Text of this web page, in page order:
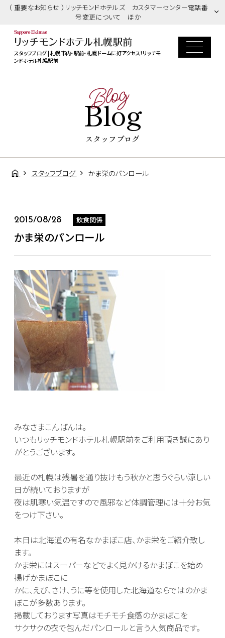
（ 重要なお知らせ ）リッチモンドホテルズ カスタマーセンター電話番
号変更について ほか
スタッフブログ | 札幌市内・駅前・札幌ドームに好アクセス！リッチモ
ンドホテル札幌駅前
Blog
Blog
スタッフブログ
スタッフブログ かま栄のパンロール
2015/08/28 飲食関係
かま栄のパンロール
みなさまこんばんは｡
いつもリッチモンドホテル札幌駅前をご利用頂き誠にあり
がとうございます。
最近の札幌は残暑を通り抜けもう秋かと思うぐらい涼しい
日が続いておりますが
夜は肌寒い気温ですので風邪など体調管理には十分お気
をつけ下さい。
本日は北海道の有名なかまぼこ店、かま栄をご紹介致し
ます。
かま栄にはスーパーなどでよく見かけるかまぼこを始め
揚げかまぼこに
かに、えび、さけ、うに等を使用した北海道ならではのかま
ぼこが多数あります。
掲載しております写真はモチモチ食感のかまぼこを
サクサクの衣で包んだパンロールと言う人気商品です。